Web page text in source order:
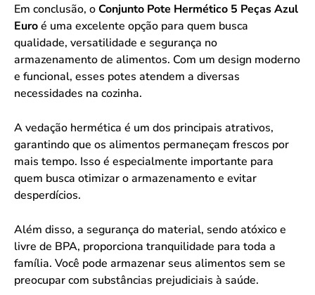
Em conclusão, oConjunto Pote Hermético 5 Peças Azul
Euroé uma excelente opção para quem busca
qualidade, versatilidade e segurança no
armazenamento de alimentos. Com um design moderno
e funcional, esses potes atendem a diversas
necessidades na cozinha.
A vedação hermética é um dos principais atrativos,
garantindo que os alimentos permaneçam frescos por
mais tempo. Isso é especialmente importante para
quem busca otimizar o armazenamento e evitar
desperdícios.
Além disso, a segurança do material, sendo atóxico e
livre de BPA, proporciona tranquilidade para toda a
família. Você pode armazenar seus alimentos sem se
preocupar com substâncias prejudiciais à saúde.